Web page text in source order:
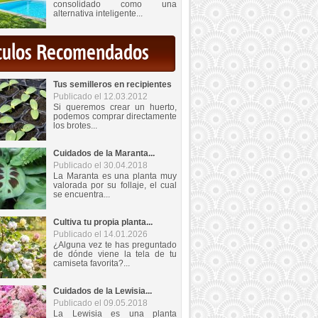
consolidado como una
alternativa inteligente...
Recomendados
Tus semilleros en recipientes
Publicado el 12.03.2012
Si queremos crear un huerto,
podemos comprar directamente
los brotes...
Cuidados de la Maranta...
Publicado el 30.04.2018
La Maranta es una planta muy
valorada por su follaje, el cual
se encuentra...
Cultiva tu propia planta...
Publicado el 14.01.2026
¿Alguna vez te has preguntado
de dónde viene la tela de tu
camiseta favorita?...
Cuidados de la Lewisia...
Publicado el 09.05.2018
La Lewisia es una planta